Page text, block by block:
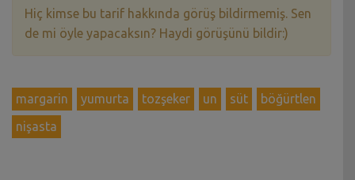
Hiç kimse bu tarif hakkında görüş bildirmemiş. Sen
de mi öyle yapacaksın? Haydi görüşünü bildir:)
margarin yumurta tozşeker un süt
böğürtlen
nişasta